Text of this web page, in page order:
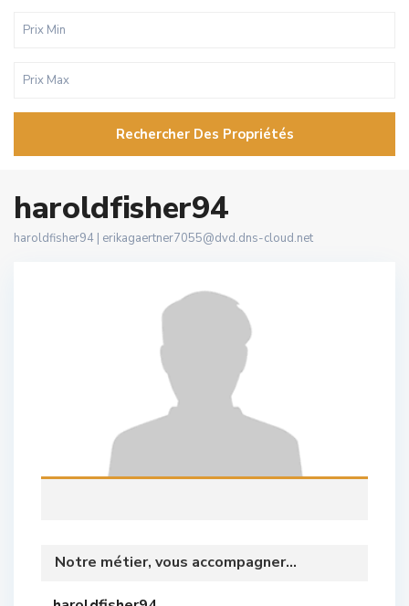
Rechercher Des Propriétés
haroldfisher94
haroldfisher94 | erikagaertner7055@dvd.dns-cloud.net
Notre métier, vous accompagner...